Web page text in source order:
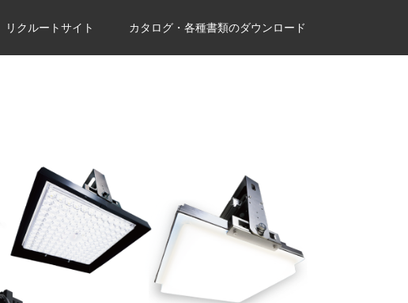
リクルートサイト カタログ・各種書類のダウンロード